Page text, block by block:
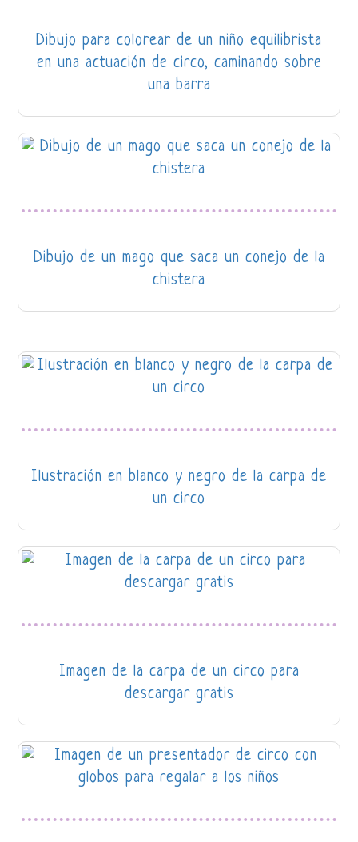
Dibujo para colorear de un niño equilibrista
en una actuación de circo, caminando sobre
una barra
Dibujo de un mago que saca un conejo de la
chistera
Ilustración en blanco y negro de la carpa de
un circo
Imagen de la carpa de un circo para
descargar gratis